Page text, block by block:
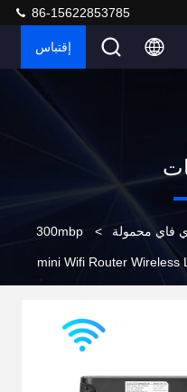
86-15622853785
إقتباس
فاي محمولة >
300mbp
mini Wifi Router Wireless